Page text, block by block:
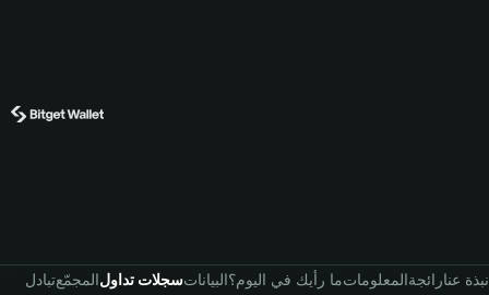
تبادلالمجمّعسجلات تداولالبياناتما رأيك في اليوم؟المعلوماترائجةنبذة عنا